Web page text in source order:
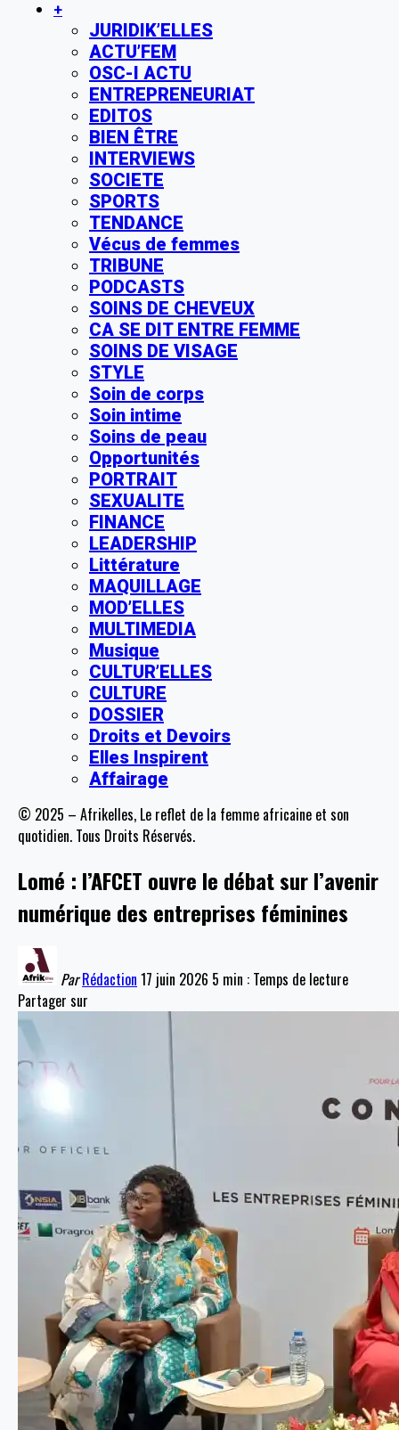
+
JURIDIK’ELLES
ACTU’FEM
OSC-I ACTU
ENTREPRENEURIAT
EDITOS
BIEN ÊTRE
INTERVIEWS
SOCIETE
SPORTS
TENDANCE
Vécus de femmes
TRIBUNE
PODCASTS
SOINS DE CHEVEUX
CA SE DIT ENTRE FEMME
SOINS DE VISAGE
STYLE
Soin de corps
Soin intime
Soins de peau
Opportunités
PORTRAIT
SEXUALITE
FINANCE
LEADERSHIP
Littérature
MAQUILLAGE
MOD’ELLES
MULTIMEDIA
Musique
CULTUR’ELLES
CULTURE
DOSSIER
Droits et Devoirs
Elles Inspirent
Affairage
© 2025 – Afrikelles, Le reflet de la femme africaine et son
quotidien. Tous Droits Réservés.
Lomé : l’AFCET ouvre le débat sur l’avenir
numérique des entreprises féminines
Par Rédaction 17 juin 2026 5 min : Temps de lecture
Partager sur